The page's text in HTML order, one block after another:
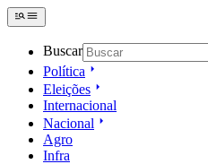
Buscar
Política
Eleições
Internacional
Nacional
Agro
Infra